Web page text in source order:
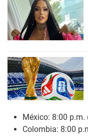
México: 8:00 p.m.
Colombia: 8:00